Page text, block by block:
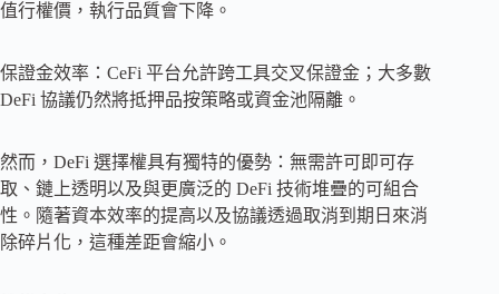
值行權價，執行品質會下降。
保證金效率：CeFi 平台允許跨工具交叉保證金；大多數
DeFi 協議仍然將抵押品按策略或資金池隔離。
然而，DeFi 選擇權具有獨特的優勢：無需許可即可存
取、鏈上透明以及與更廣泛的 DeFi 技術堆疊的可組合
性。隨著資本效率的提高以及協議透過取消到期日來消
除碎片化，這種差距會縮小。